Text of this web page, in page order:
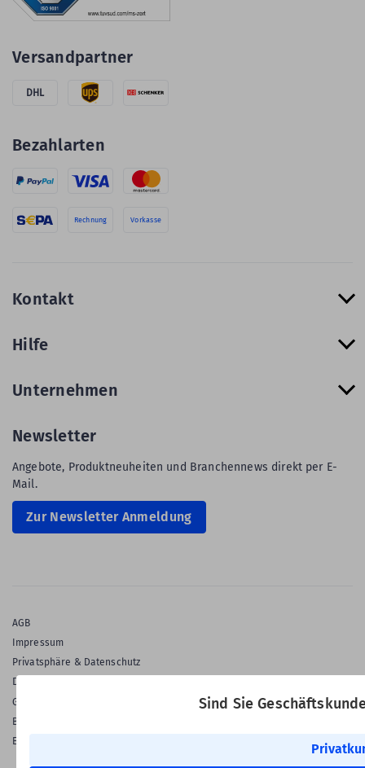
Sind Sie
Versandpartner
DHL
Bezahlarten
Rechnung Vorkasse
Kontakt
Hilfe
Unternehmen
Newsletter
Angebote, Produktneuheiten und Branchennews direkt per E-
Mail.
Zur Newsletter Anmeldung
AGB
Impressum
Privatsphäre & Datenschutz
Datenschutz-Einstellungen
Gewährleistung
Barrierefreiheitserklärung
English Language